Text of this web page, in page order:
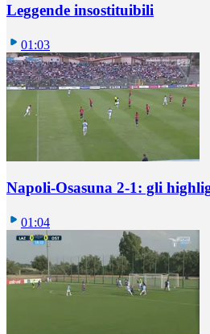
Leggende insostituibili
01:03
Napoli-Osasuna 2-1: gli
01:04